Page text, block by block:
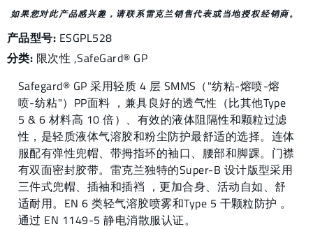
如果您对此产品感兴趣，请联系雷克兰销售代表或当地授权经销商。
产品型号: ESGPL528
分类: 限次性 ,SafeGard® GP
Safegard® GP 采用轻质 4 层 SMMS（"纺粘-熔喷-熔
喷-纺粘"）PP面料 ，兼具良好的透气性（比其他Type
5 & 6 材料高 10 倍）、有效的液体阻隔性和颗粒过滤
性，是轻质液体气溶胶和粉尘防护最舒适的选择。连体
服配有弹性兜帽、带拇指环的袖口、腰部和脚踝。门襟
有双面密封胶带。雷克兰独特的Super-B 设计版型采用
三件式兜帽、插袖和插裆 ，更加合身、活动自如、舒
适耐用。EN 6 类轻气溶胶喷雾和Type 5 干颗粒防护 。
通过 EN 1149-5 静电消散服认证。